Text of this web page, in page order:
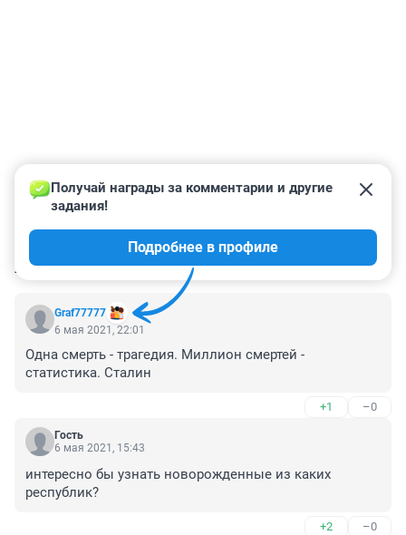
КОММЕНТАРИИ 58
Graf77777
Получай награды за комментарии и другие
задания!
Подробнее в профиле
6 мая 2021, 22:01
Одна смерть - трагедия. Миллион смертей -
статистика. Сталин
+1 –0
Гость
6 мая 2021, 15:43
интересно бы узнать новорожденные из каких
республик?
+2 –0